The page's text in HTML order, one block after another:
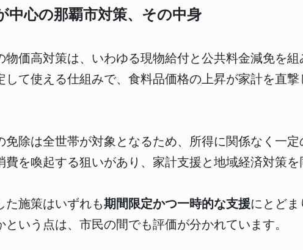
中心の那覇市対策、その中身
物価高対策は、いわゆる現物給付と公共料金減免を
して使える仕組みで、食料品価格の上昇が家計を直
免除は全世帯が対象となるため、所得に関係なく一
費を喚起する狙いがあり、家計支援と地域経済対策を
た施策はいずれも期間限定かつ一時的な支援にとど
という点は、市民の間でも評価が分かれています。